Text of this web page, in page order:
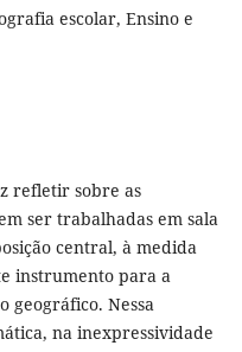
escolar, Ensino e
refletir sobre as
ser trabalhadas em sala
central, à medida
instrumento para a
geográfico. Nessa
na inexpressividade